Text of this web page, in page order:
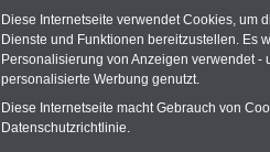
Beamte
Diese Internetseite verwendet Cookies, um
Dienste und Funktionen bereitzustellen. Es
Personalisierung von Anzeigen verwendet
personalisierte Werbung genutzt.
Diese Internetseite macht Gebrauch von
Datenschutzrichtlinie.